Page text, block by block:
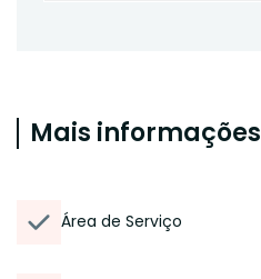
Mais informações
Área de Serviço